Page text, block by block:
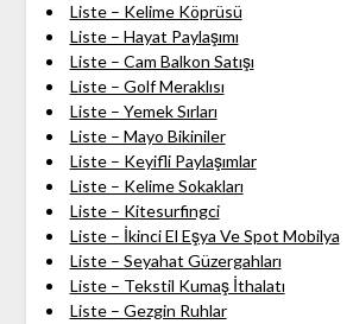
Liste – Kelime Köprüsü
Liste – Hayat Paylaşımı
Liste – Cam Balkon Satışı
Liste – Golf Meraklısı
Liste – Yemek Sırları
Liste – Mayo Bikiniler
Liste – Keyifli Paylaşımlar
Liste – Kelime Sokakları
Liste – Kitesurfingci
Liste – İkinci El Eşya Ve Spot Mobilya
Liste – Seyahat Güzergahları
Liste – Tekstil Kumaş İthalatı
Liste – Gezgin Ruhlar